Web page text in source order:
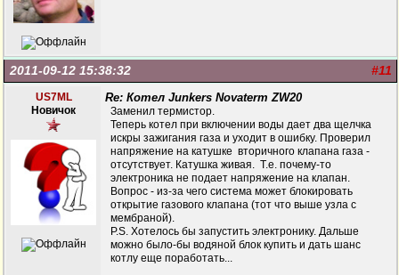
#11
2011-09-12 15:38:32
US7ML
Новичок
Re: Котел Junkers Novaterm ZW20
Заменил термистор.
Теперь котел при включении воды дает два щелчка
искры зажигания газа и уходит в ошибку. Проверил
напряжение на катушке вторичного клапана газа -
отсутствует. Катушка живая. Т.е. почему-то
электроника не подает напряжение на клапан.
Вопрос - из-за чего система может блокировать
открытие газового клапана (тот что выше узла с
мембраной).
P.S. Хотелось бы запустить электронику. Дальше
можно было-бы водяной блок купить и дать шанс
котлу еще поработать...